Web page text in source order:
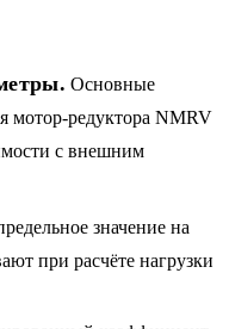
Основные
мотор-редуктора NMRV
с внешним
значение на
при расчёте нагрузки